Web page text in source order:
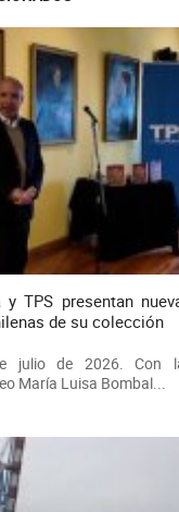
y TPS presentan
de su colección
julio de 2026. Con
María Luisa Bombal...